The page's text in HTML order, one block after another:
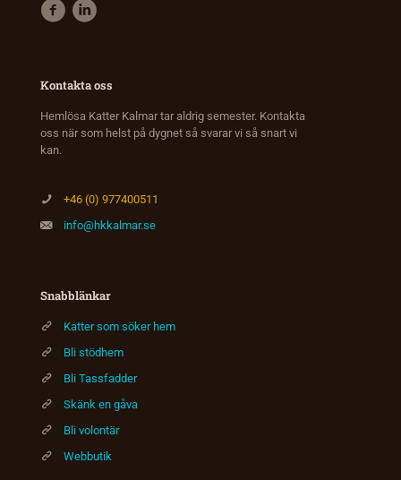
Kontakta oss
Hemlösa Katter Kalmar tar aldrig semester. Kontakta
oss när som helst på dygnet så svarar vi så snart vi
kan.
+46 (0) 977400511
info@hkkalmar.se
Snabblänkar
Katter som söker hem
Bli stödhem
Bli Tassfadder
Skänk en gåva
Bli volontär
Webbutik